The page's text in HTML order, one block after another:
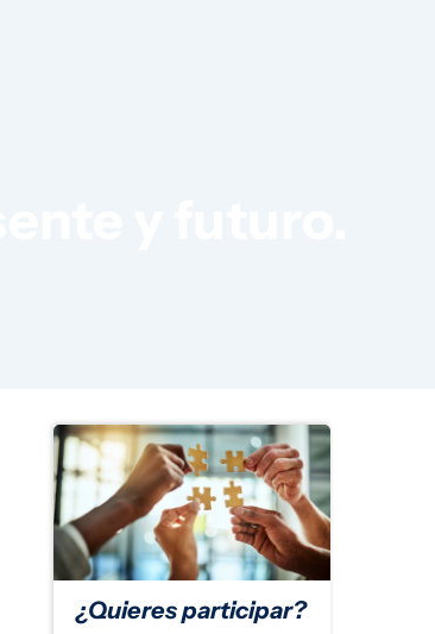
¿Quieres participar?